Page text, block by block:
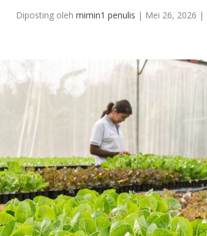
Diposting olehmimin1 penulis | Mei 26, 2026 |